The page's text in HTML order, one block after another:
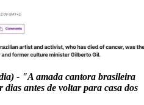
- "A amada cantora brasileira
antes de voltar para casa dos